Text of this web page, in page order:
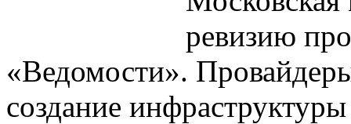
ревизию
«Ведомости».
создание